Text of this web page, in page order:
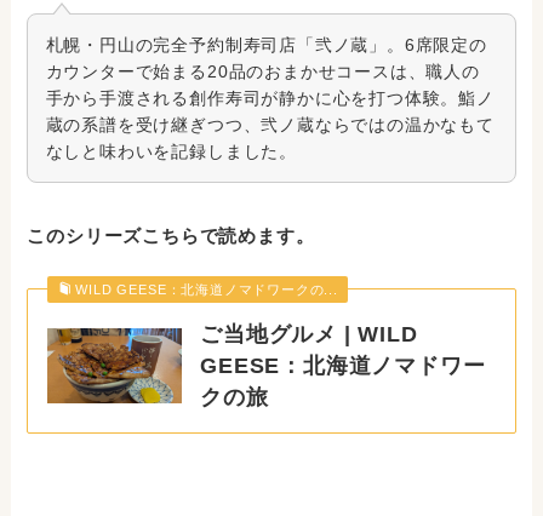
札幌・円山の完全予約制寿司店「弐ノ蔵」。6席限定の
カウンターで始まる20品のおまかせコースは、職人の
手から手渡される創作寿司が静かに心を打つ体験。鮨ノ
蔵の系譜を受け継ぎつつ、弐ノ蔵ならではの温かなもて
なしと味わいを記録しました。
このシリーズこちらで読めます。
WILD GEESE：北海道ノマドワークの...
ご当地グルメ | WILD
GEESE：北海道ノマドワー
クの旅